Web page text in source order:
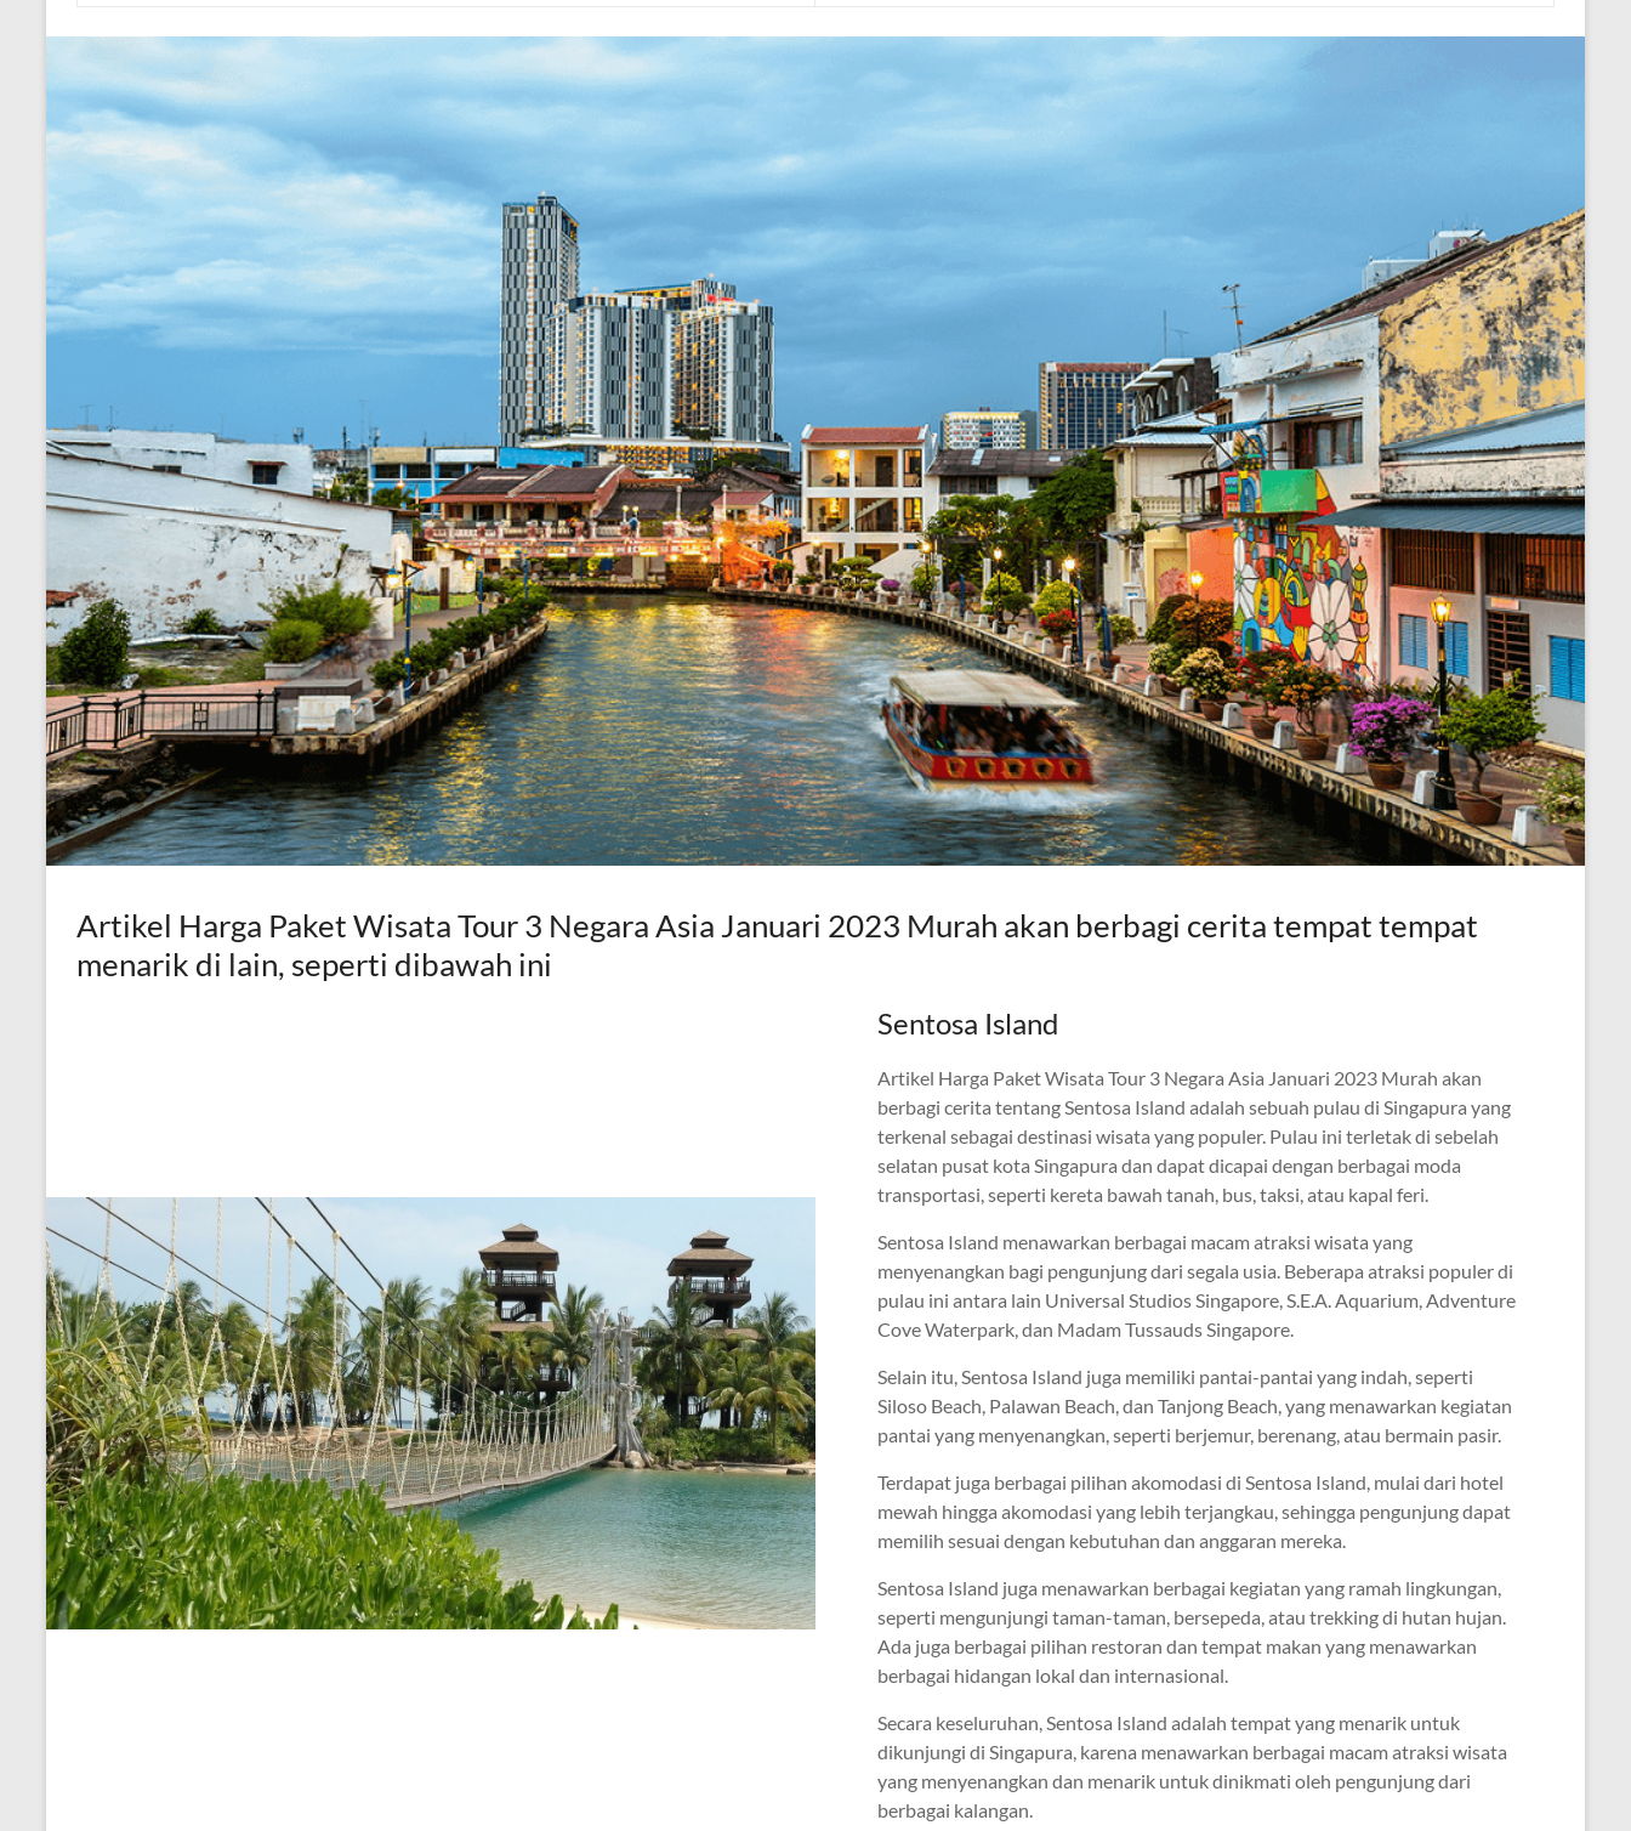
Artikel Harga Paket Wisata Tour 3 Negara Asia Januari 2023 Murah akan berbagi cerita tempat tempat
menarik di lain, seperti dibawah ini
Sentosa Island
Artikel Harga Paket Wisata Tour 3 Negara Asia Januari 2023 Murah akan
berbagi cerita tentang Sentosa Island adalah sebuah pulau di Singapura yang
terkenal sebagai destinasi wisata yang populer. Pulau ini terletak di sebelah
selatan pusat kota Singapura dan dapat dicapai dengan berbagai moda
transportasi, seperti kereta bawah tanah, bus, taksi, atau kapal feri.
Sentosa Island menawarkan berbagai macam atraksi wisata yang
menyenangkan bagi pengunjung dari segala usia. Beberapa atraksi populer di
pulau ini antara lain Universal Studios Singapore, S.E.A. Aquarium, Adventure
Cove Waterpark, dan Madam Tussauds Singapore.
Selain itu, Sentosa Island juga memiliki pantai-pantai yang indah, seperti
Siloso Beach, Palawan Beach, dan Tanjong Beach, yang menawarkan kegiatan
pantai yang menyenangkan, seperti berjemur, berenang, atau bermain pasir.
Terdapat juga berbagai pilihan akomodasi di Sentosa Island, mulai dari hotel
mewah hingga akomodasi yang lebih terjangkau, sehingga pengunjung dapat
memilih sesuai dengan kebutuhan dan anggaran mereka.
Sentosa Island juga menawarkan berbagai kegiatan yang ramah lingkungan,
seperti mengunjungi taman-taman, bersepeda, atau trekking di hutan hujan.
Ada juga berbagai pilihan restoran dan tempat makan yang menawarkan
berbagai hidangan lokal dan internasional.
Secara keseluruhan, Sentosa Island adalah tempat yang menarik untuk
dikunjungi di Singapura, karena menawarkan berbagai macam atraksi wisata
yang menyenangkan dan menarik untuk dinikmati oleh pengunjung dari
berbagai kalangan.